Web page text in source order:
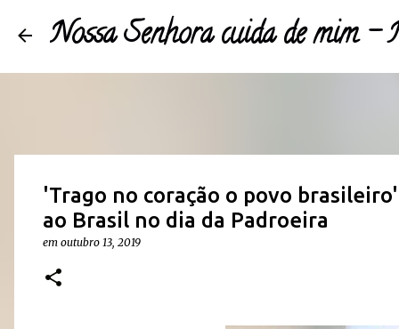
Nossa Senhora cuida de mim -
'Trago no coração o povo
ao Brasil no dia da Padroeira
em outubro 13, 2019